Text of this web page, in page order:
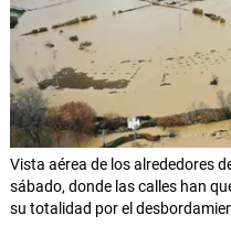
Vista aérea de los alrededores
sábado, donde las calles han
su totalidad por el